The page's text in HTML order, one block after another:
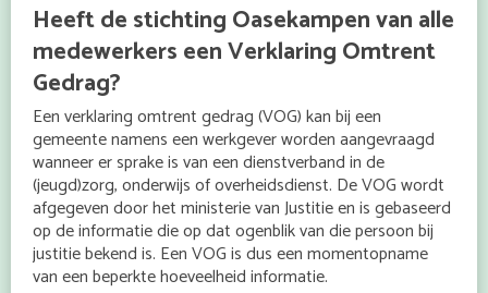
Heeft de stichting Oasekampen van alle
medewerkers een Verklaring Omtrent
Gedrag?
Een verklaring omtrent gedrag (VOG) kan bij een
gemeente namens een werkgever worden aangevraagd
wanneer er sprake is van een dienstverband in de
(jeugd)zorg, onderwijs of overheidsdienst. De VOG wordt
afgegeven door het ministerie van Justitie en is gebaseerd
op de informatie die op dat ogenblik van die persoon bij
justitie bekend is. Een VOG is dus een momentopname
van een beperkte hoeveelheid informatie.